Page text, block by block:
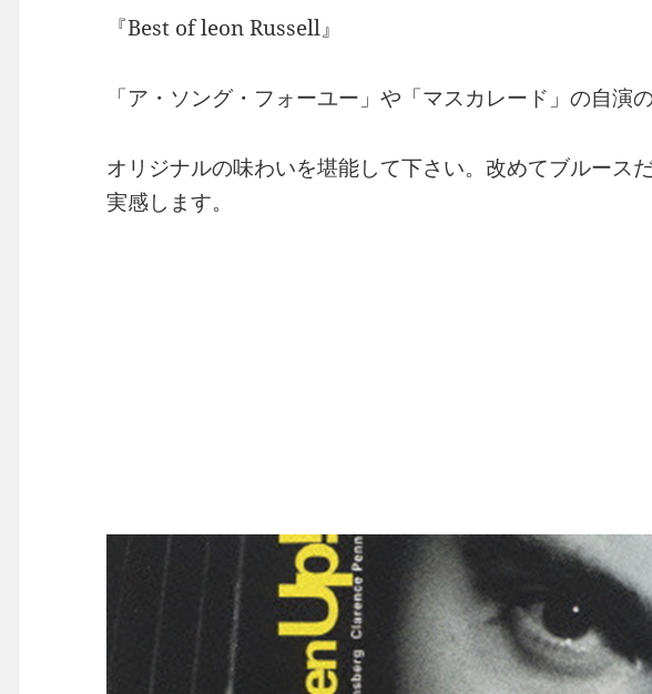
『Best of leon Russell』
「ア・ソング・フォーユー」や「マスカレード」の自演の
オリジナルの味わいを堪能して下さい。改めてブルース
実感します。